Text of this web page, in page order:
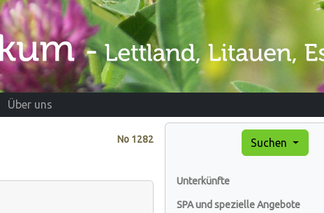
Über uns
No 1282 Suchen
Unterkünfte
SPA und spezielle Angebote